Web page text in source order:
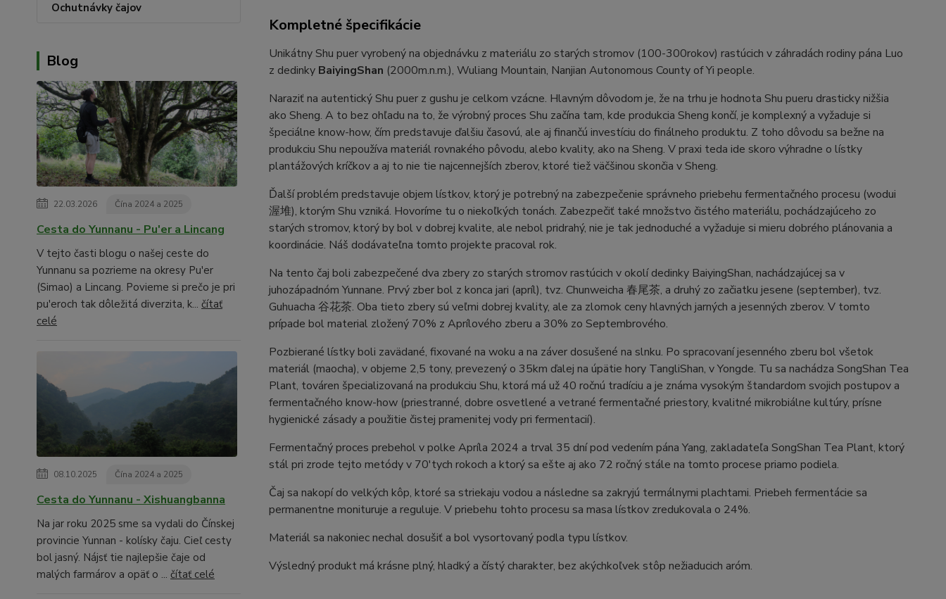
Ochutnávky čajov
Blog
22.03.2026 Čína 2024 a 2025
Cesta do Yunnanu - Pu'er a Lincang
V tejto časti blogu o našej ceste do
Yunnanu sa pozrieme na okresy Pu'er
(Simao) a Lincang. Povieme si prečo je pri
pu'eroch tak dôležitá diverzita, k... čítať
celé
08.10.2025 Čína 2024 a 2025
Cesta do Yunnanu - Xishuangbanna
Na jar roku 2025 sme sa vydali do Čínskej
provincie Yunnan - kolísky čaju. Cieľ cesty
bol jasný. Nájsť tie najlepšie čaje od
malých farmárov a opäť o ... čítať celé
Kompletné špecifikácie
Unikátny Shu puer vyrobený na objednávku z materiálu zo starých stromov (100-300rokov) rastúcich v záhradách rodiny pána Luo
z dedinky BaiyingShan (2000m.n.m.), Wuliang Mountain, Nanjian Autonomous County of Yi people.
Naraziť na autentický Shu puer z gushu je celkom vzácne. Hlavným dôvodom je, že na trhu je hodnota Shu pueru drasticky nižšia
ako Sheng. A to bez ohľadu na to, že výrobný proces Shu začína tam, kde produkcia Sheng končí, je komplexný a vyžaduje si
špeciálne know-how, čím predstavuje ďalšiu časovú, ale aj finančú investíciu do finálneho produktu. Z toho dôvodu sa bežne na
produkciu Shu nepoužíva materiál rovnakého pôvodu, alebo kvality, ako na Sheng. V praxi teda ide skoro výhradne o lístky
plantážových kríčkov a aj to nie tie najcennejších zberov, ktoré tiež väčšinou skončia v Sheng.
Ďalší problém predstavuje objem lístkov, ktorý je potrebný na zabezpečenie správneho priebehu fermentačného procesu (wodui
渥堆), ktorým Shu vzniká. Hovoríme tu o niekoľkých tonách. Zabezpečiť také množstvo čistého materiálu, pochádzajúceho zo
starých stromov, ktorý by bol v dobrej kvalite, ale nebol pridrahý, nie je tak jednoduché a vyžaduje si mieru dobrého plánovania a
koordinácie. Náš dodávateľna tomto projekte pracoval rok.
Na tento čaj boli zabezpečené dva zbery zo starých stromov rastúcich v okolí dedinky BaiyingShan, nachádzajúcej sa v
juhozápadnóm Yunnane. Prvý zber bol z konca jari (apríl), tvz. Chunweicha 春尾茶, a druhý zo začiatku jesene (september), tvz.
Guhuacha 谷花茶. Oba tieto zbery sú veľmi dobrej kvality, ale za zlomok ceny hlavných jarných a jesenných zberov. V tomto
prípade bol material zložený 70% z Aprílového zberu a 30% zo Septembrového.
Pozbierané lístky boli zavädané, fixované na woku a na záver dosušené na slnku. Po spracovaní jesenného zberu bol všetok
materiál (maocha), v objeme 2,5 tony, prevezený o 35km ďalej na úpätie hory TangliShan, v Yongde. Tu sa nachádza SongShan Tea
Plant, továren špecializovaná na produkciu Shu, ktorá má už 40 ročnú tradíciu a je známa vysokým štandardom svojich postupov a
fermentačného know-how (priestranné, dobre osvetlené a vetrané fermentačné priestory, kvalitné mikrobiálne kultúry, prísne
hygienické zásady a použitie čistej pramenitej vody pri fermentacií).
Fermentačný proces prebehol v polke Apríla 2024 a trval 35 dní pod vedením pána Yang, zakladateľa SongShan Tea Plant, ktorý
stál pri zrode tejto metódy v 70'tych rokoch a ktorý sa ešte aj ako 72 ročný stále na tomto procese priamo podiela.
Čaj sa nakopí do velkých kôp, ktoré sa striekaju vodou a následne sa zakryjú termálnymi plachtami. Priebeh fermentácie sa
permanentne monituruje a reguluje. V priebehu tohto procesu sa masa lístkov zredukovala o 24%.
Materiál sa nakoniec nechal dosušiť a bol vysortovaný podla typu lístkov.
Výsledný produkt má krásne plný, hladký a čístý charakter, bez akýchkoľvek stôp nežiaducich aróm.